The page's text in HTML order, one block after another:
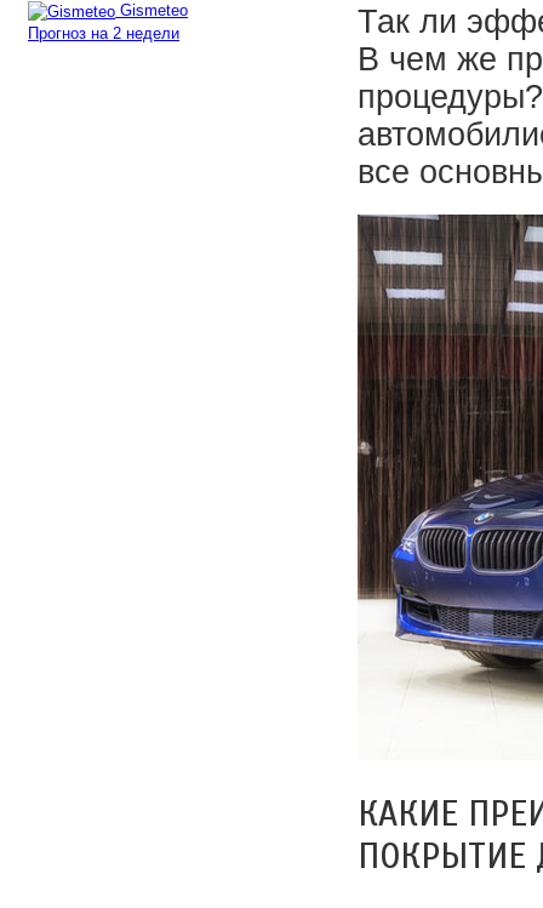
Gismeteo
Прогноз на 2 недели
Так ли
В чем же
все
КАКИЕ
ПОКРЫТИЕ